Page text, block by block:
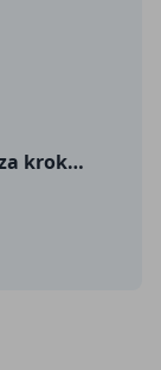
Digitální fotografie - Krok za krokem k profesionální fotografii